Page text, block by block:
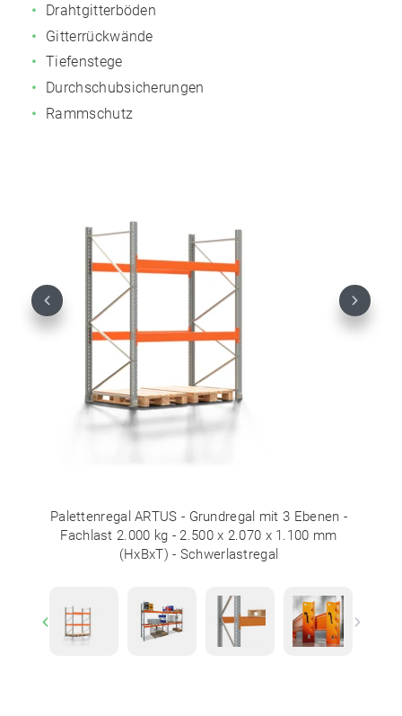
Drahtgitterböden
Gitterrückwände
Tiefenstege
Durchschubsicherungen
Rammschutz
Palettenregal ARTUS - Grundregal mit 3 Ebenen -
Fachlast 2.000 kg - 2.500 x 2.070 x 1.100 mm
(HxBxT) - Schwerlastregal
Previous Next
Previous Next